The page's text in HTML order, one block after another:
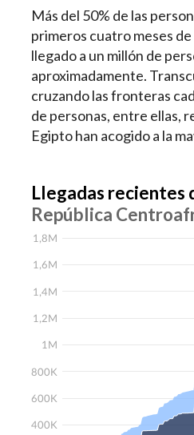
Más del 50% de las
primeros cuatro meses
llegado a un millón de
aproximadamente.
cruzando las fronteras
de personas, entre ellas,
Egipto han acogido a la
Llegadas recientes
República